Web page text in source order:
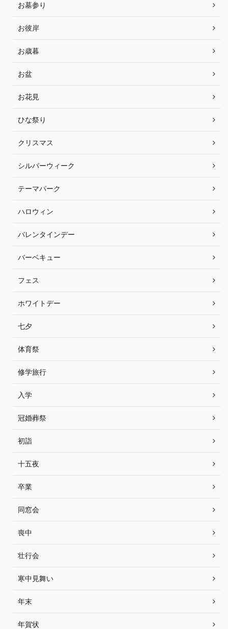
お墓参り
お彼岸
お歳暮
お盆
お花見
ひな祭り
クリスマス
シルバーウィーク
テーマパーク
ハロウィン
バレンタインデー
バーベキュー
フェス
ホワイトデー
七夕
体育祭
修学旅行
入学
冠婚葬祭
初詣
十五夜
卒業
同窓会
喪中
壮行会
寒中見舞い
年末
年賀状